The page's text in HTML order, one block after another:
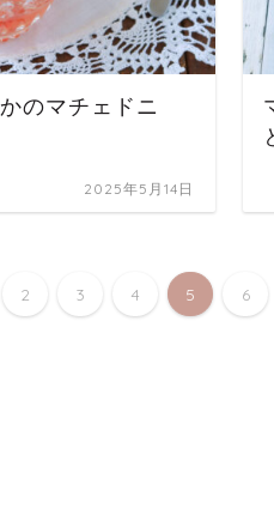
のマチェドニ
2025年5月14日
2 3 4 5 6